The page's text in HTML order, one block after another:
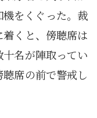
をくぐった。裁
くと、傍聴席は
名が陣取ってい
席の前で警戒し